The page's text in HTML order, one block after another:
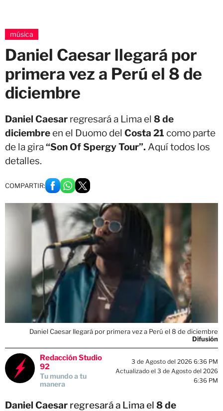
música
Daniel Caesar llegará por
primera vez a Perú el 8 de
diciembre
Daniel Caesar regresará a Lima el 8 de
diciembre en el Duomo del Costa 21 como parte
de la gira “Son Of Spergy Tour”. Aquí todos los
detalles.
COMPARTIR:
Daniel Caesar llegará por primera vez a Perú el 8 de diciembre
Difusión
Redacción Studio
92
Tu mundo a tu
manera
3 de Agosto del 2026 6:36 PM
Actualizado el 3 de Agosto del 2026
6:36 PM
Daniel Caesar regresará a Lima el 8 de